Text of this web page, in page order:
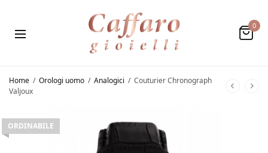
0
Home / Orologi uomo / Analogici / Couturier Chronograph
Valjoux
ORDINABILE